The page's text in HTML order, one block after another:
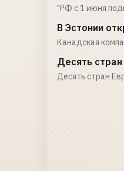
"РФ с 1 июня
В Эстонии
Канадская
Десять
Десять стран